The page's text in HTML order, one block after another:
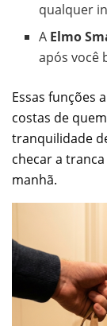
qualquer
A Elmo
após você
Essas funções
costas de
tranquilidade
checar a
manhã.